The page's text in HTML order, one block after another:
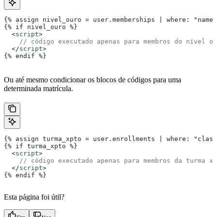
{% assign nivel_ouro = user.memberships | where:
{% if nivel_ouro %}
  <
script>
// código executado apenas para membros do nível
  </
script>
{% endif %}
Ou até mesmo condicionar os blocos de códigos para uma
determinada matrícula.
{% assign turma_xpto = user.enrollments | where:
{% if turma_xpto %}
  <
script>
// código executado apenas para membros da turma
  </
script>
{% endif %}
Esta página foi útil?